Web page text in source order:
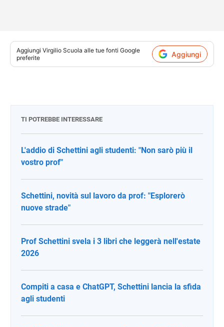
Aggiungi Virgilio Scuola alle tue fonti Google
preferite
Aggiungi
TI POTREBBE INTERESSARE
L'addio di Schettini agli studenti: "Non sarò più il
vostro prof"
Schettini, novità sul lavoro da prof: "Esplorerò
nuove strade"
Prof Schettini svela i 3 libri che leggerà nell'estate
2026
Compiti a casa e ChatGPT, Schettini lancia la sfida
agli studenti